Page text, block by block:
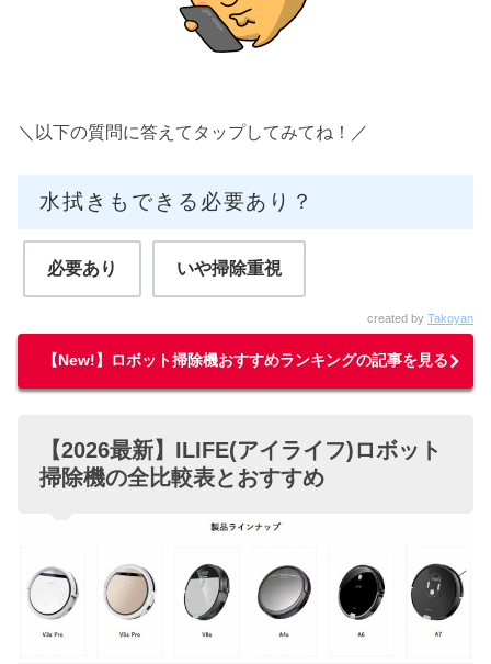
＼以下の質問に答えてタップしてみてね！／
水拭きもできる必要あり？
必要あり いや掃除重視
created by Takoyan
【New!】ロボット掃除機おすすめランキングの記事を見る
【2026最新】ILIFE(アイライフ)ロボット
掃除機の全比較表とおすすめ